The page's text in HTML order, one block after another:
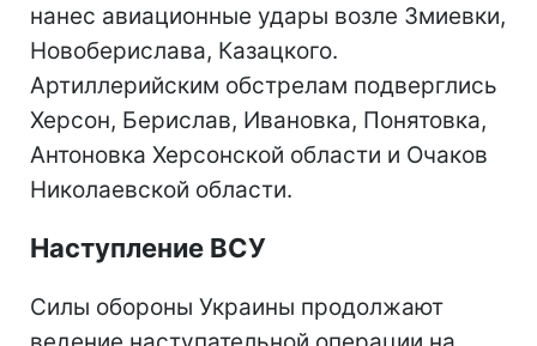
нанес авиационные удары возле Змиевки,
Новоберислава, Казацкого.
Артиллерийским обстрелам подверглись
Херсон, Берислав, Ивановка, Понятовка,
Антоновка Херсонской области и Очаков
Николаевской области.
Наступление ВСУ
Силы обороны Украины продолжают